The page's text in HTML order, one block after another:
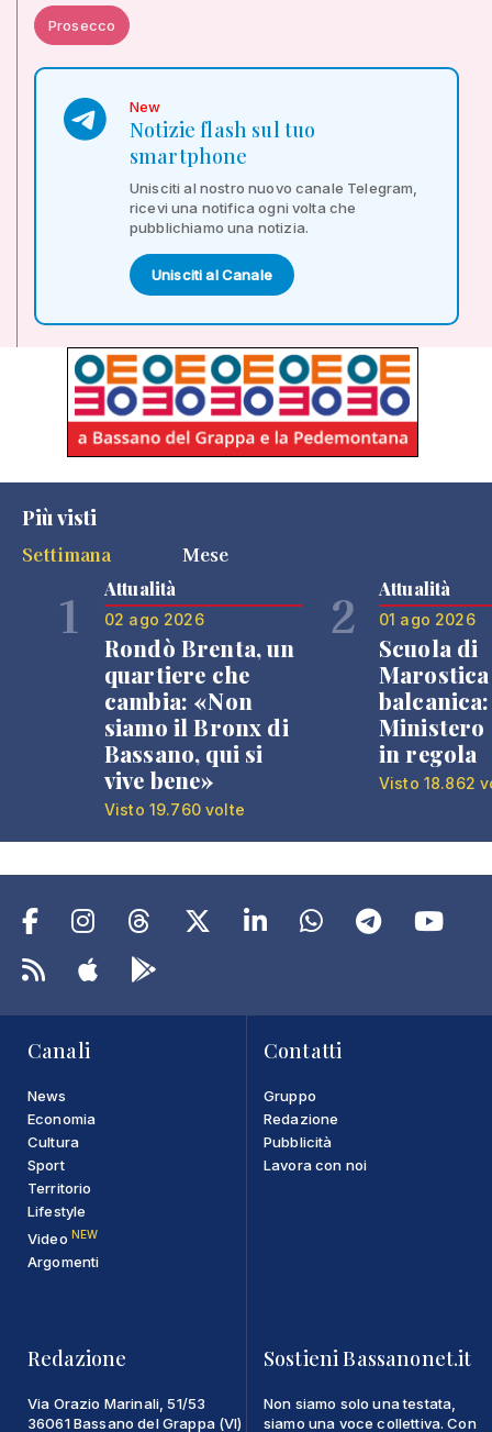
Prosecco
New
Notizie flash sul tuo
smartphone
Unisciti al nostro nuovo canale Telegram,
ricevi una notifica ogni volta che
pubblichiamo una notizia.
Unisciti al Canale
Più visti
Settimana
Mese
1 Attualità
02 ago 2026
Rondò Brenta, un
quartiere che
cambia: «Non
siamo il Bronx di
Bassano, qui si
vive bene»
Visto 19.760 volte
2 Attualità
01 ago 2026
Scuola di
Ministero
in regola
Visto 18.862
Canali
News
Economia
Cultura
Sport
Territorio
Lifestyle
Video NEW
Argomenti
Contatti
Gruppo
Redazione
Pubblicità
Lavora con noi
Redazione
Via Orazio Marinali, 51/53
36061 Bassano del Grappa (VI)
Sostieni Bassanonet.it
Non siamo solo una testata,
siamo una voce collettiva. Con